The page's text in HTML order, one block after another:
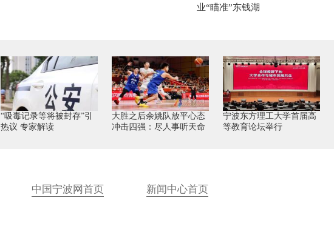
业“瞄准”东钱湖
“吸毒记录等将被封存”引
热议 专家解读
大胜之后余姚队放平心态
冲击四强：尽人事听天命
宁波东方理工大学首届高
等教育论坛举行
中国宁波网首页 新闻中心首页